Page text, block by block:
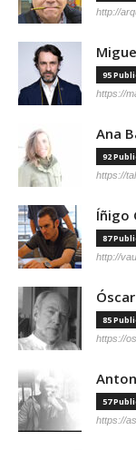
http://
95
https://
Ana
92
https://
Íñigo
87
http://
85
https://
57
https://